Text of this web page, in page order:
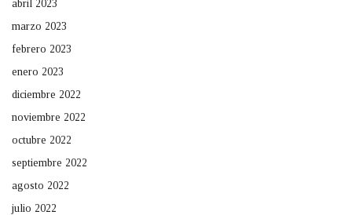
abril 2023
marzo 2023
febrero 2023
enero 2023
diciembre 2022
noviembre 2022
octubre 2022
septiembre 2022
agosto 2022
julio 2022